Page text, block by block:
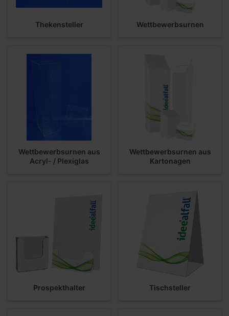
Thekensteller Wettbewerbsurnen
Wettbewerbsurnen aus
Acryl- / Plexiglas
Wettbewerbsurnen aus
Kartonagen
Prospekthalter Tischsteller